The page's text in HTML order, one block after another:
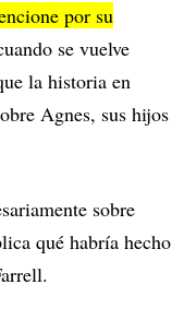
por su
se vuelve
la historia en
Agnes, sus hijos
sobre
qué habría hecho